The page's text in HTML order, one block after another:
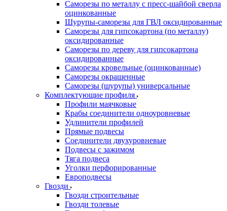
Саморезы по металлу с пресс-шайбой сверла
оцинкованные
Шурупы-саморезы для ГВЛ оксидированные
Саморезы для гипсокартона (по металлу)
оксидированные
Саморезы по дереву для гипсокартона
оксидированные
Саморезы кровельные (оцинкованные)
Саморезы окрашенные
Саморезы (шурупы) универсальные
Комплектующие профиля
Профили маячковые
Крабы соединители одноуровневые
Удлинители профилей
Прямые подвесы
Соединители двухуровневые
Подвесы с зажимом
Тяга подвеса
Уголки перфорированные
Европодвесы
Гвозди
Гвозди строительные
Гвозди толевые